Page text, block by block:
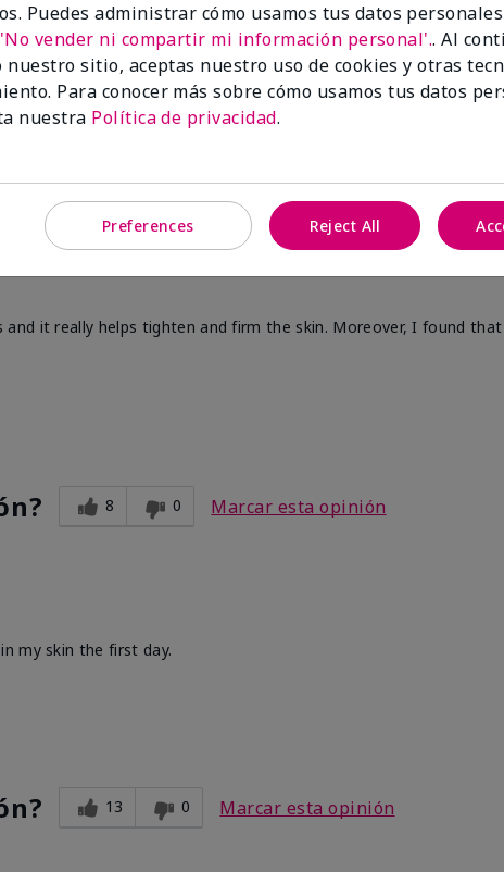
amigo.
it really helps tighten and firm the skin. Moreover, I found that
8 0 Marcar esta opinión
my skin the first day.
13 0 Marcar esta opinión
Puedes administrar cómo usamos tus datos
'No vender ni compartir mi información personal'.. Al
nuestro sitio, aceptas nuestro uso de cookies y otras
Para conocer más sobre cómo usamos tus datos
nuestra Política de privacidad.
Preferences Reject All